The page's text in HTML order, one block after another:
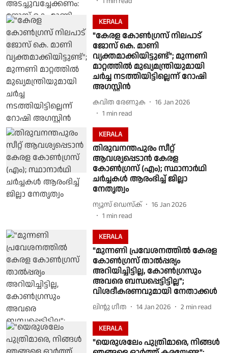
KERALA
"കേരള കോണ്‍ഗ്രസ് നിലപാട്
ജോസ് കെ. മാണി
വ്യക്തമാക്കിയിട്ടുണ്ട്"; മുന്നണി
മാറ്റത്തില്‍ മുഖ്യമന്ത്രിയുമായി
ചര്‍ച്ച നടത്തിയിട്ടില്ലെന്ന് റോഷി
അഗസ്റ്റിൻ
കവിത രേണുക
16 Jan 2026
1 min read
KERALA
തിരുവനന്തപുരം സീറ്റ്
ആവശ്യപ്പെടാൻ കേരള
കോൺഗ്രസ് (എം); സ്ഥാനാർഥി
ചർച്ചകൾ ആരംഭിച്ച് ജില്ലാ
നേതൃത്വം
ന്യൂസ് ഡെസ്ക്
16 Jan 2026
1 min read
KERALA
"മുന്നണി പ്രവേശനത്തിൽ കേരള
കോൺഗ്രസ് താൽപ്പര്യം
അറിയിച്ചിട്ടില്ല, കോൺഗ്രസും
അവരെ ബന്ധപ്പെട്ടിട്ടില്ല";
വിശദീകരണവുമായി നേതാക്കൾ
ലിൻ്റു ഗീത 14 Jan 2026 2 min read
KERALA
"യെരുശലേം പുത്രിമാരെ, നിങ്ങൾ